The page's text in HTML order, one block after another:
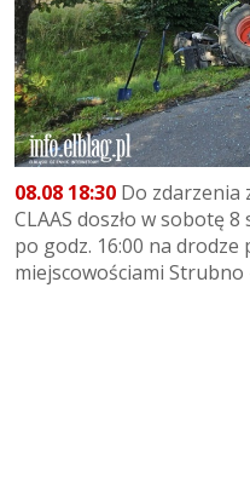
08.08 18:30 Do zdarzenia
CLAAS doszło w sobotę
po godz. 16:00 na
miejscowościami Strubno